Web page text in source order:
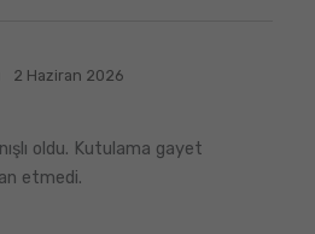
2 Haziran 2026
oldu. Kutulama gayet
etmedi.